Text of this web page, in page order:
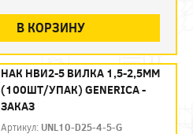
В КОРЗИНУ
НАК НВИ2-5 ВИЛКА 1,5-2,5ММ
(100ШТ/УПАК) GENERICA -
ЗАКАЗ
Артикул: UNL10-D25-4-5-G